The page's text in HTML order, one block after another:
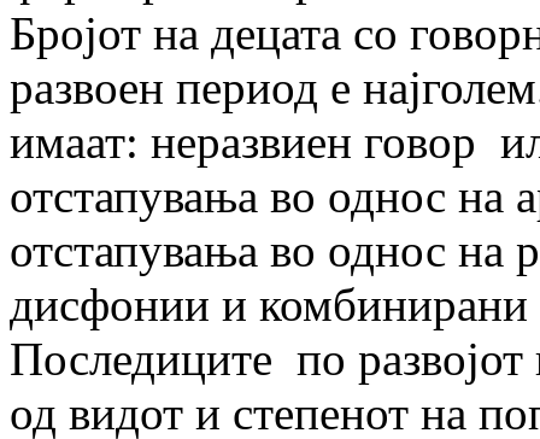
Бројот на децата со
развоен период е
имаат: неразвиен говор
отстапувања во однос на
отстапувања во однос на
дисфонии и комбинирани
Последиците по развојот
од видот и степенот на